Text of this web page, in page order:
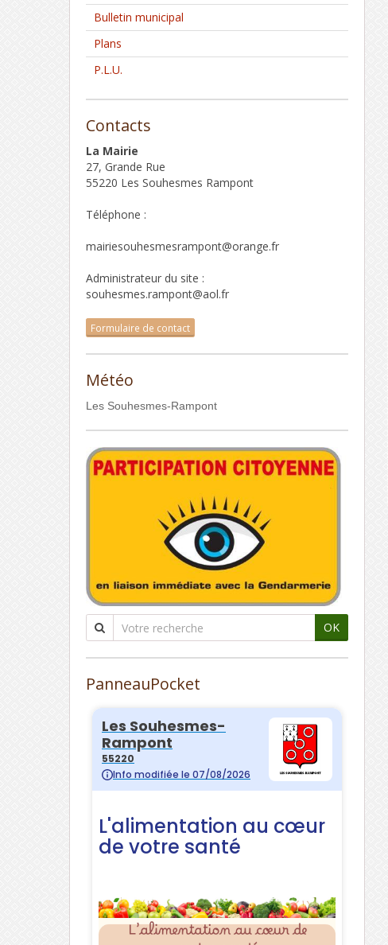
Bulletin municipal
Plans
P.L.U.
Contacts
La Mairie
27, Grande Rue
55220 Les Souhesmes Rampont
Téléphone :
mairiesouhesmesrampont@orange.fr
Administrateur du site :
souhesmes.rampont@aol.fr
Formulaire de contact
Météo
Les Souhesmes-Rampont
OK
PanneauPocket